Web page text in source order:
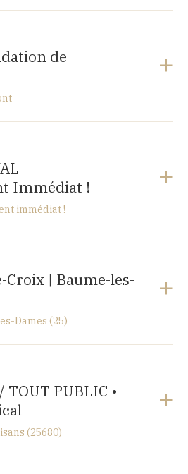
de
VILLERSEXEL
Immédiat !
immédiat !
Croix | Baume-les-
Dames (25)
Sainte-Croix,
25110 BAUME-LES-
TOUT PUBLIC •
(25680)